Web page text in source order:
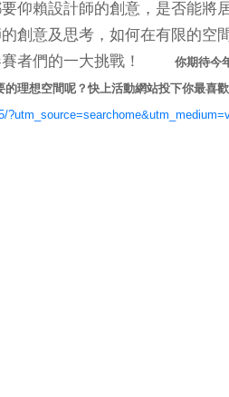
仰賴設計師的創意，是否能將
創意及思考，如何在有限的空
者們的一大挑戰！
你期待今
理想空間呢？快上活動網站投下你最喜歡